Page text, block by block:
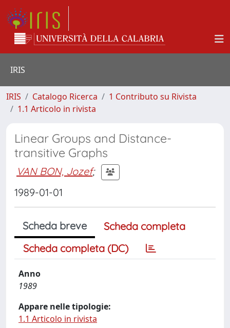
IRIS
IRIS Catalogo Ricerca
1 Contributo su Rivista
1.1 Articolo in rivista
Linear Groups and Distance-
transitive Graphs
VAN BON, Jozef;
1989-01-01
Scheda breve
Scheda completa
Scheda completa (DC)
Anno
1989
Appare nelle tipologie:
1.1 Articolo in rivista